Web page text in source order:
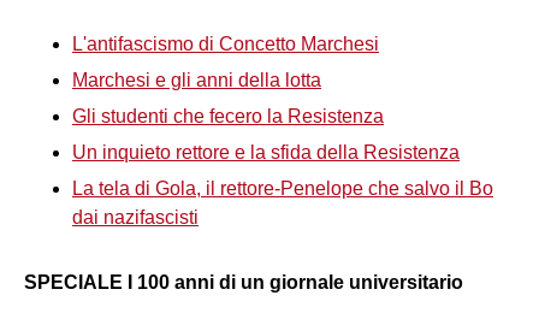
L'antifascismo di Concetto Marchesi
Marchesi e gli anni della lotta
Gli studenti che fecero la Resistenza
Un inquieto rettore e la sfida della Resistenza
La tela di Gola, il rettore-Penelope che salvo il Bo
dai nazifascisti
SPECIALE I 100 anni di un giornale universitario